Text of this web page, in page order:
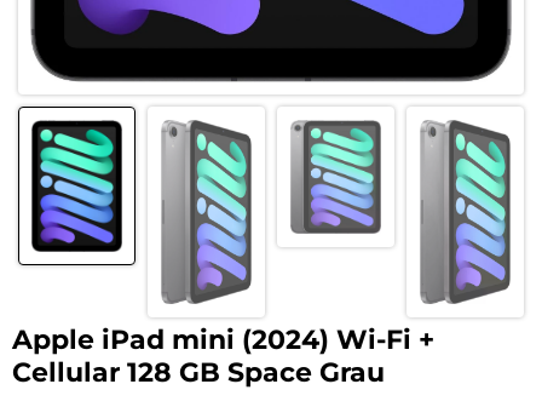
Apple iPad mini (2024) Wi-Fi +
Cellular 128 GB Space Grau